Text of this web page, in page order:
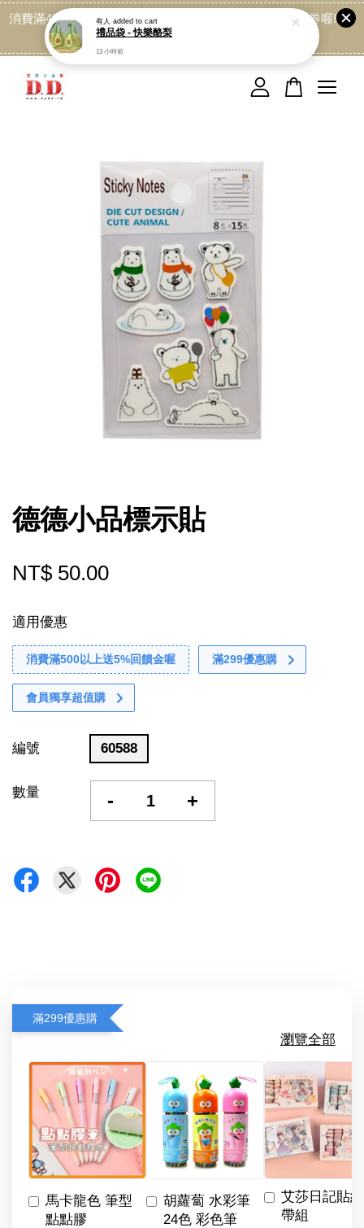
消費滿499免運喔, 記得加LINE:@dede168 領取專屬折扣券喔!
點我
德德小品標示貼
NT$ 50.00
適用優惠
消費滿500以上送5%回饋金喔 滿299優惠購
會員獨享超值購
編號 60588
數量 - +
滿299優惠購
瀏覽全部
馬卡龍色 筆型
點點膠
胡蘿蔔 水彩筆
24色 彩色筆
艾莎日記貼
帶組
您的購物車目前還是空的。
有人 added to cart
禮品袋 - 快樂酪梨
13 小時前